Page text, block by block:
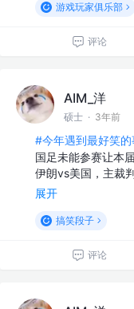
游戏玩家俱乐部
评论
AIM_洋
硕士 · 3年前
#今年遇到最好笑
国足未能参赛让本
伊朗vs美国，主裁
展开
搞笑段子
评论